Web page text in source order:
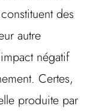
des
autre
négatif
Certes,
produite par